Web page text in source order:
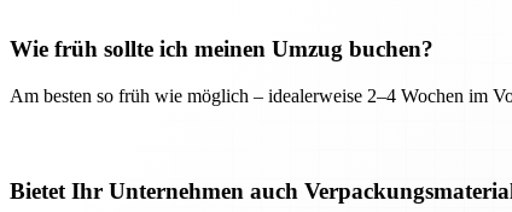
Wie früh sollte ich meinen Umzug buchen?
Am besten so früh wie möglich – idealerweise 2–4 Wochen im
Bietet Ihr Unternehmen auch